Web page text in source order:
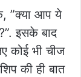
”क्या आप ये
इसके बाद
कोई भी चीज
की ही बात